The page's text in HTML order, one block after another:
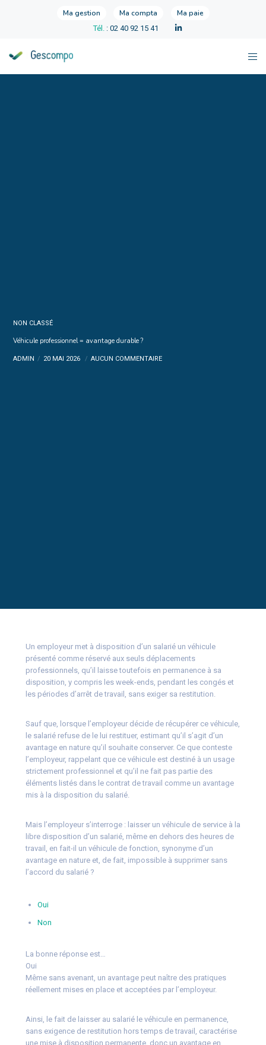
Ma gestion Ma compta Ma paie
Tél. : 02 40 92 15 41
NON CLASSÉ
Véhicule professionnel = avantage durable ?
ADMIN 20 MAI 2026 AUCUN COMMENTAIRE
Un employeur met à disposition d’un salarié un véhicule
présenté comme réservé aux seuls déplacements
professionnels, qu’il laisse toutefois en permanence à sa
disposition, y compris les week-ends, pendant les congés et
les périodes d’arrêt de travail, sans exiger sa restitution.
Sauf que, lorsque l’employeur décide de récupérer ce véhicule,
le salarié refuse de le lui restituer, estimant qu’il s’agit d’un
avantage en nature qu’il souhaite conserver. Ce que conteste
l’employeur, rappelant que ce véhicule est destiné à un usage
strictement professionnel et qu’il ne fait pas partie des
éléments listés dans le contrat de travail comme un avantage
mis à la disposition du salarié.
Mais l’employeur s’interroge : laisser un véhicule de service à la
libre disposition d’un salarié, même en dehors des heures de
travail, en fait-il un véhicule de fonction, synonyme d’un
avantage en nature et, de fait, impossible à supprimer sans
l’accord du salarié ?
Oui
Non
La bonne réponse est…
Oui
Même sans avenant, un avantage peut naître des pratiques
réellement mises en place et acceptées par l’employeur.
Ainsi, le fait de laisser au salarié le véhicule en permanence,
sans exigence de restitution hors temps de travail, caractérise
une mise à disposition permanente, donc un avantage en